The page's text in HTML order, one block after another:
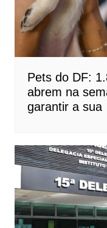
Pets do DF:
abrem na
garantir a sua